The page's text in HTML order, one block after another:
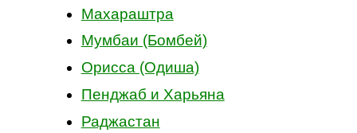
Махараштра
Мумбаи (Бомбей)
Орисса (Одиша)
Пенджаб и Харьяна
Раджастан